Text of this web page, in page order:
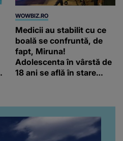
WOWBIZ.RO
Medicii au stabilit cu ce
boală se confruntă, de
fapt, Miruna!
Adolescenta în vârstă de
18 ani se află în stare
litoral